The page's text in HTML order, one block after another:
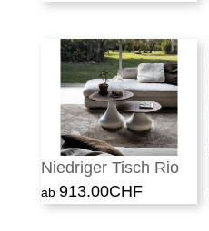
Niedriger Tisch Rio
913.00CHF